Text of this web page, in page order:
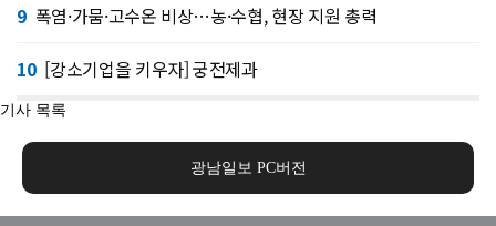
9 폭염·가뭄·고수온 비상…농·수협, 현장 지원 총력
10 [강소기업을 키우자] 궁전제과
기사 목록
광남일보 PC버전